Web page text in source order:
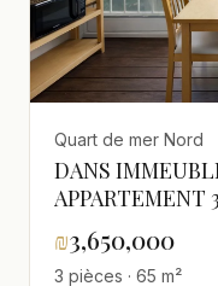
Quart de mer Nord
DANS
APPARTEMENT
ÉTAT AVEC
₪3,650,000
3 pièces · 65 m²